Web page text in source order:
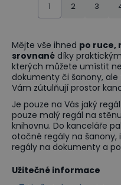
1 2 3
Mějte vše ihned po ruce,
srovnané díky
kterých můžete umístit
dokumenty či šanony,
Vám zútulňují prostor
Je pouze na Vás jaký
pouze malý regál na
knihovnu. Do kanceláře
otočné regály na
regály na dokumenty a
Užitečné informace